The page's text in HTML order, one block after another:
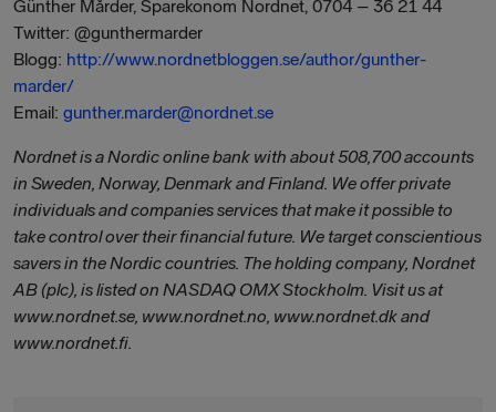
Günther Mårder, Sparekonom Nordnet, 0704 – 36 21 44
Twitter: @gunthermarder
Blogg: http://www.nordnetbloggen.se/author/gunther-
marder/
Email: gunther.marder@nordnet.se
Nordnet is a Nordic online bank with about 508,700 accounts
in Sweden, Norway, Denmark and Finland. We offer private
individuals and companies services that make it possible to
take control over their financial future. We target conscientious
savers in the Nordic countries. The holding company, Nordnet
AB (plc), is listed on NASDAQ OMX Stockholm. Visit us at
www.nordnet.se, www.nordnet.no, www.nordnet.dk and
www.nordnet.fi.